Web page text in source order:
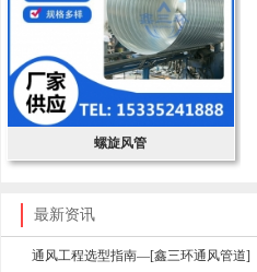
螺旋风管
最新资讯
通风工程选型指南—[鑫三环通风管道]